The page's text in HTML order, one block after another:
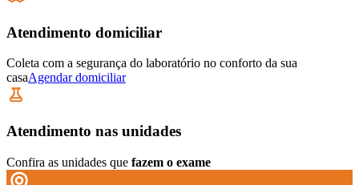
Atendimento domiciliar
Coleta com a segurança do laboratório no conforto da sua
casaAgendar domiciliar
Atendimento nas unidades
Confira as unidades que fazem o exame